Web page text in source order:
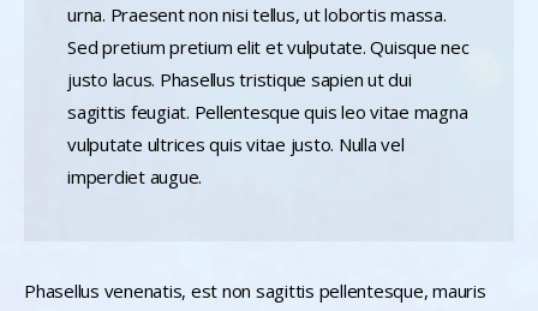
urna. Praesent non nisi tellus, ut lobortis massa.
Sed pretium pretium elit et vulputate. Quisque nec
justo lacus. Phasellus tristique sapien ut dui
sagittis feugiat. Pellentesque quis leo vitae magna
vulputate ultrices quis vitae justo. Nulla vel
imperdiet augue.
Phasellus venenatis, est non sagittis pellentesque, mauris